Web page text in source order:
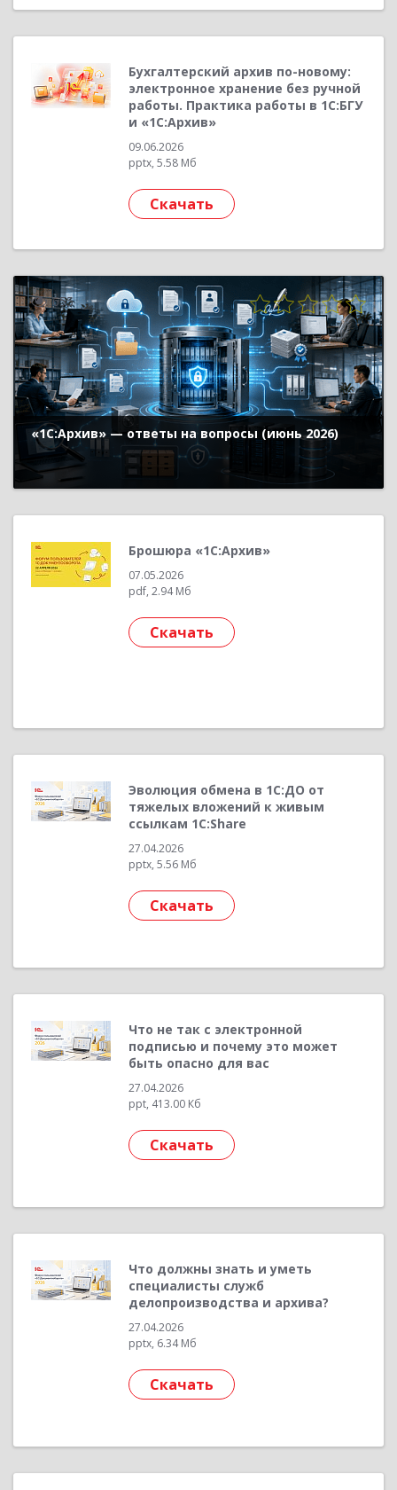
Бухгалтерский архив по-новому:
электронное хранение без ручной
работы. Практика работы в 1С:БГУ
и «1С:Архив»
09.06.2026
pptx, 5.58 Мб
Скачать
655
«1С:Архив» — ответы на вопросы (июнь 2026)
Брошюра «1С:Архив»
07.05.2026
pdf, 2.94 Мб
Скачать
Эволюция обмена в 1С:ДО от
тяжелых вложений к живым
ссылкам 1C:Share
27.04.2026
pptx, 5.56 Мб
Скачать
Что не так с электронной
подписью и почему это может
быть опасно для вас
27.04.2026
ppt, 413.00 Кб
Скачать
Что должны знать и уметь
специалисты служб
делопроизводства и архива?
27.04.2026
pptx, 6.34 Мб
Скачать